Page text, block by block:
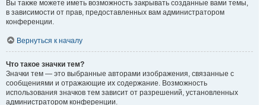
Вы также можете иметь возможность закрывать созданные вами темы,
в зависимости от прав, предоставленных вам администратором
конференции.
Вернуться к началу
Что такое значки тем?
Значки тем — это выбранные авторами изображения, связанные с
сообщениями и отражающие их содержание. Возможность
использования значков тем зависит от разрешений, установленных
администратором конференции.